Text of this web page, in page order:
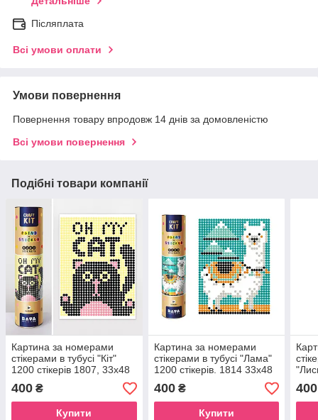
Післяплата
Всі умови оплати
Умови повернення
Повернення товару впродовж 14 днів за домовленістю
Всі умови повернення
Подібні товари компанії
Картина за номерами
стікерами в тубусі "Кіт"
1200 стікерів 1807, 33х48
см
400 ₴
Купити
Картина за номерами
стікерами в тубусі "Лама"
1200 стікерів. 1814 33х48
см
400₴
Купити
400